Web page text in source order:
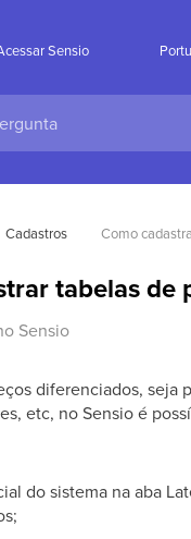
Sensio
Cadastros Como
tabelas de
Sensio
diferenciados, seja
etc, no Sensio é
do sistema na aba